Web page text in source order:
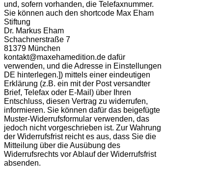
und, sofern vorhanden, die Telefaxnummer.
Sie können auch den shortcode Max Eham
Stiftung
Dr. Markus Eham
Schachnerstraße 7
81379 München
kontakt@maxehamedition.de dafür
verwenden, und die Adresse in Einstellungen
DE hinterlegen.]) mittels einer eindeutigen
Erklärung (z.B. ein mit der Post versandter
Brief, Telefax oder E-Mail) über Ihren
Entschluss, diesen Vertrag zu widerrufen,
informieren. Sie können dafür das beigefügte
Muster-Widerrufsformular verwenden, das
jedoch nicht vorgeschrieben ist. Zur Wahrung
der Widerrufsfrist reicht es aus, dass Sie die
Mitteilung über die Ausübung des
Widerrufsrechts vor Ablauf der Widerrufsfrist
absenden.